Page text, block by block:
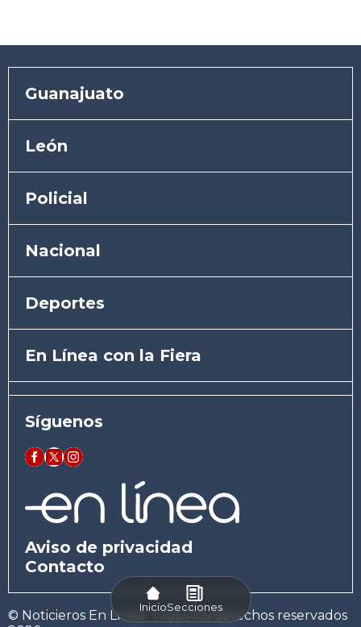
Guanajuato
León
Policial
Nacional
Deportes
En Línea con la Fiera
Síguenos
Aviso de privacidad
Contacto
© Noticieros En Línea. Todos los derechos reservados
InicioSecciones